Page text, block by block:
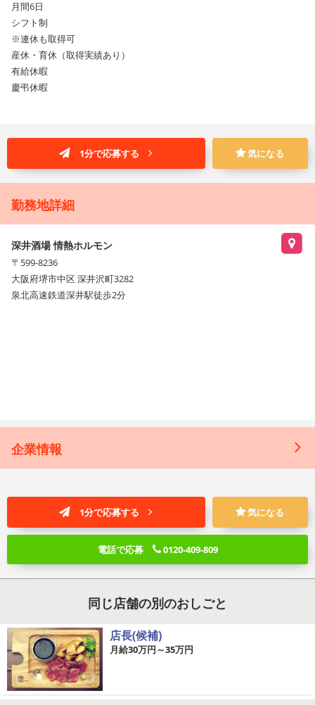
月間6日
シフト制
※連休も取得可
産休・育休（取得実績あり）
有給休暇
慶弔休暇
1分で応募する 気になる
勤務地詳細
深井酒場 情熱ホルモン
〒599-8236
大阪府堺市中区 深井沢町3282
泉北高速鉄道深井駅徒歩2分
企業情報
1分で応募する 気になる
電話で応募 0120-409-809
同じ店舗の別のおしごと
店長(候補)
月給30万円～35万円